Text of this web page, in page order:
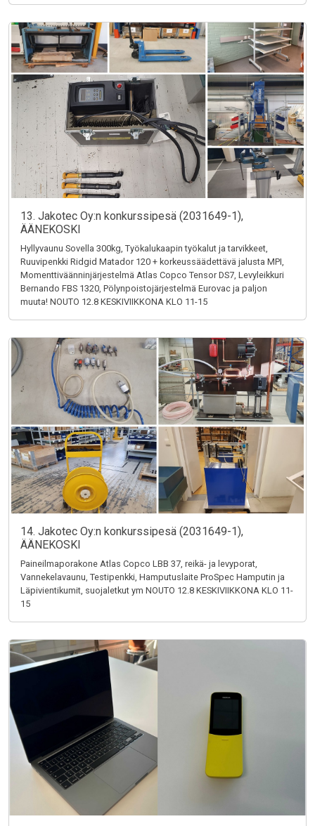
13. Jakotec Oy:n konkurssipesä (2031649-1),
ÄÄNEKOSKI
Hyllyvaunu Sovella 300kg, Työkalukaapin työkalut ja tarvikkeet,
Ruuvipenkki Ridgid Matador 120 + korkeussäädettävä jalusta MPI,
Momenttiväänninjärjestelmä Atlas Copco Tensor DS7, Levyleikkuri
Bernando FBS 1320, Pölynpoistojärjestelmä Eurovac ja paljon
muuta! NOUTO 12.8 KESKIVIIKKONA KLO 11-15
14. Jakotec Oy:n konkurssipesä (2031649-1),
ÄÄNEKOSKI
Paineilmaporakone Atlas Copco LBB 37, reikä- ja levyporat,
Vannekelavaunu, Testipenkki, Hamputuslaite ProSpec Hamputin ja
Läpivientikumit, suojaletkut ym NOUTO 12.8 KESKIVIIKKONA KLO 11-
15